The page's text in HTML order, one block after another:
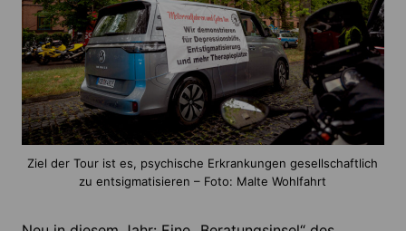
Ziel der Tour ist es, psychische Erkrankungen gesellschaftlich
zu entsigmatisieren – Foto: Malte Wohlfahrt